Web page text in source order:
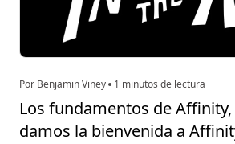
Por Benjamin Viney 1 minutos de lectura
Los fundamentos de Affinity,
damos la bienvenida a